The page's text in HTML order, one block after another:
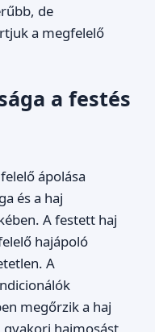
de
a megfelelő
a festés
ápolása
és a haj
A festett haj
hajápoló
A
megőrzik a haj
hajmosást,